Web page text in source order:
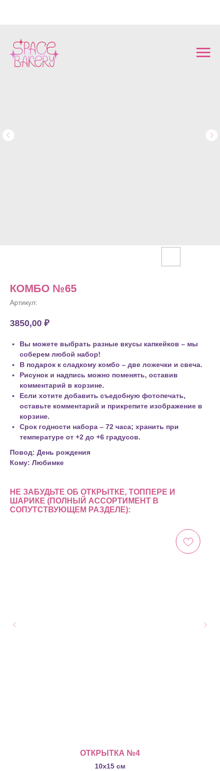
КОМБО №65
Артикул:
3850,00 ₽
Вы можете выбрать разные вкусы капкейков – мы
соберем любой набор!
В подарок к сладкому комбо – две ложечки и свеча.
Рисунок и надпись можно поменять, оставив
комментарий в корзине.
Если хотите добавить съедобную фотопечать,
оставьте комментарий и прикрепите изображение в
корзине.
Срок годности набора – 72 часа; хранить при
температуре от +2 до +6 градусов.
Повод: День рождения
Кому: Любимке
НЕ ЗАБУДЬТЕ ОБ ОТКРЫТКЕ, ТОППЕРЕ И
ШАРИКЕ (ПОЛНЫЙ АССОРТИМЕНТ В
СОПУТСТВУЮЩЕМ РАЗДЕЛЕ):
ОТКРЫТКА №4
10х15 см